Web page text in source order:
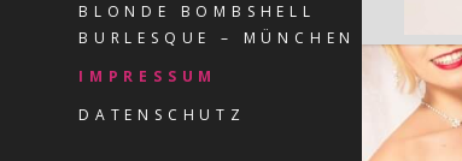
BLONDE BOMBSHELL
BURLESQUE – MÜNCHEN
IMPRESSUM
DATENSCHUTZ